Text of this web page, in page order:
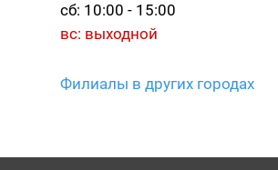
сб: 10:00 - 15:00
вс: выходной
Филиалы в других городах